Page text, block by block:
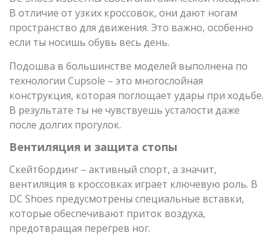
В отличие от узких кроссовок, они дают ногам
пространство для движения. Это важно, особенно
если ты носишь обувь весь день.
Подошва в большинстве моделей выполнена по
технологии Cupsole – это многослойная
конструкция, которая поглощает удары при ходьбе.
В результате ты не чувствуешь усталости даже
после долгих прогулок.
Вентиляция и защита стопы
Скейтбординг – активный спорт, а значит,
вентиляция в кроссовках играет ключевую роль. В
DC Shoes предусмотрены специальные вставки,
которые обеспечивают приток воздуха,
предотвращая перегрев ног.